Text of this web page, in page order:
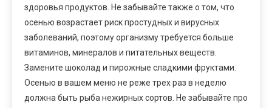
здоровья продуктов. Не забывайте также о том, что
осенью возрастает риск простудных и вирусных
заболеваний, поэтому организму требуется больше
витаминов, минералов и питательных веществ.
Замените шоколад и пирожные сладкими фруктами.
Осенью в вашем меню не реже трех раз в неделю
должна быть рыба нежирных сортов. Не забывайте про